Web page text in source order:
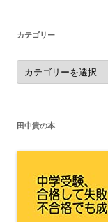
カテゴリー
カ
テ
ゴ
田中貴の本